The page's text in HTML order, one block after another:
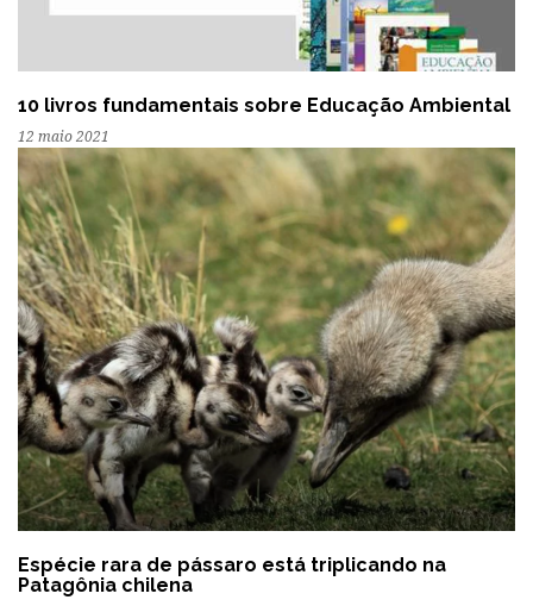
10 livros fundamentais sobre Educação Ambiental
12 maio 2021
Espécie rara de pássaro está triplicando na
Patagônia chilena